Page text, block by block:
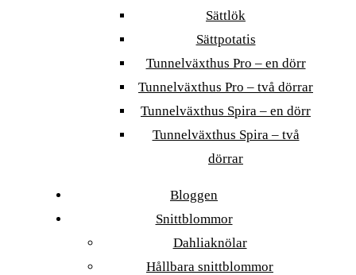
Sättlök
Sättpotatis
Tunnelväxthus Pro – en dörr
Tunnelväxthus Pro – två dörrar
Tunnelväxthus Spira – en dörr
Tunnelväxthus Spira – två
dörrar
Bloggen
Snittblommor
Dahliaknölar
Hållbara snittblommor